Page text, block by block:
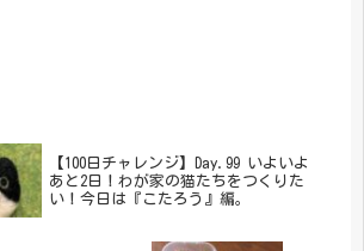
【100日チャレンジ】Day.99 いよいよ
あと2日！わが家の猫たちをつくりた
い！今日は『こたろう』編。